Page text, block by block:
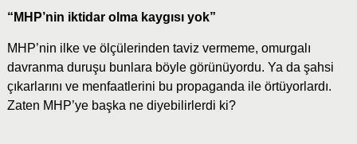
“MHP’nin iktidar olma kaygısı yok”
MHP’nin ilke ve ölçülerinden taviz vermeme, omurgalı
davranma duruşu bunlara böyle görünüyordu. Ya da şahsi
çıkarlarını ve menfaatlerini bu propaganda ile örtüyorlardı.
Zaten MHP’ye başka ne diyebilirlerdi ki?